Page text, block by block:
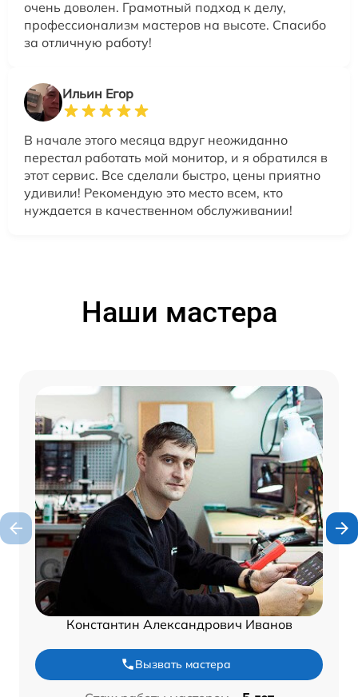
очень доволен. Грамотный подход к делу,
профессионализм мастеров на высоте. Спасибо
за отличную работу!
Ильин Егор
В начале этого месяца вдруг неожиданно
перестал работать мой монитор, и я обратился в
этот сервис. Все сделали быстро, цены приятно
удивили! Рекомендую это место всем, кто
нуждается в качественном обслуживании!
Наши мастера
Константин Александрович Иванов
Вызвать мастера